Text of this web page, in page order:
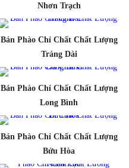
Nhơn Trạch
Bán Phào Chỉ Chất Chất Lượng
Trảng Dài
Bán Phào Chỉ Chất Chất Lượng
Long Bình
Bán Phào Chỉ Chất Chất Lượng
Bửu Hòa